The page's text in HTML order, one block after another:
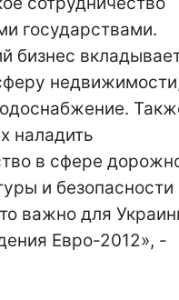
государствами.
бизнес
наладить
в сфере
и безопасности
важно для
Евро-2012», -